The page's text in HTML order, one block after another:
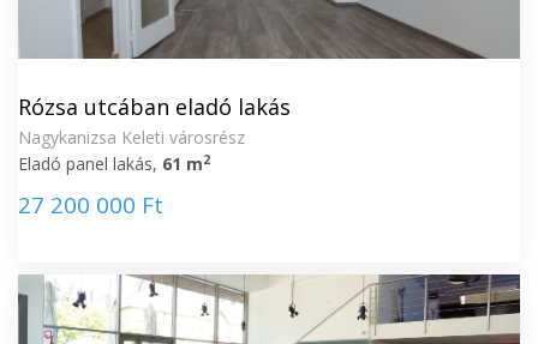
Rózsa utcában eladó lakás
Nagykanizsa Keleti városrész
Eladó panel lakás, 61 m2
27 200 000 Ft